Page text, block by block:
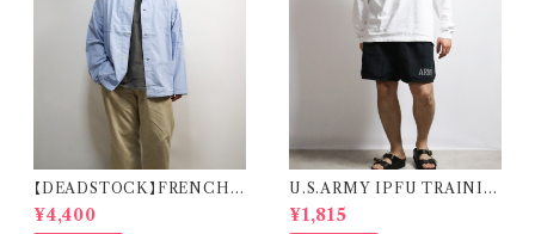
【DEADSTOCK】FRENCH
MILITARY SLEEPING SHI
RT フランス軍 スリーピングシャ
¥4,400
U.S.ARMY IPFU TRAININ
G SHORTS 米軍 トレーニング
ショーツ
¥1,815